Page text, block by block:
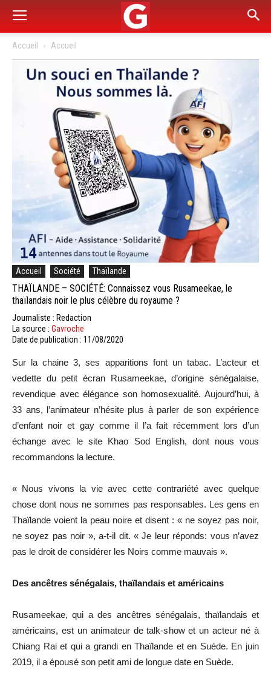
Accueil Accueil
Accueil Société Thaïlande
THAÏLANDE – SOCIÉTÉ: Connaissez vous Rusameekae, le
thaïlandais noir le plus célèbre du royaume ?
Journaliste : Redaction
La source : Gavroche
Date de publication : 11/08/2020
Sur la chaine 3, ses apparitions font un tabac. L’acteur et
vedette du petit écran Rusameekae, d’origine sénégalaise,
revendique avec élégance son homosexualité. Aujourd’hui, à
33 ans, l’animateur n’hésite plus à parler de son expérience
d’enfant noir et gay comme il l’a fait récemment lors d’un
échange avec le site Khao Sod English, dont nous vous
recommandons la lecture.
« Nous vivons la vie avec cette contrariété avec quelque
chose dont nous ne sommes pas responsables. Les gens en
Thaïlande voient la peau noire et disent : « ne soyez pas noir,
ne soyez pas noir », a-t-il dit. « Je leur réponds: vous n’avez
pas le droit de considérer les Noirs comme mauvais ».
Des ancêtres sénégalais, thaïlandais et américains
Rusameekae, qui a des ancêtres sénégalais, thaïlandais et
américains, est un animateur de talk-show et un acteur né à
Chiang Rai et qui a grandi en Thaïlande et en Suède. En juin
2019, il a épousé son petit ami de longue date en Suède.